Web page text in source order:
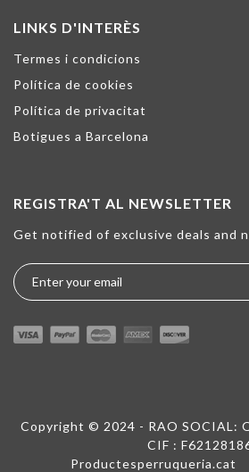
LINKS D'INTERÈS
Termes i condicions
Política de cookies
Política de privacitat
Botigues a Barcelona
REGISTRA'T AL NEWSLETTER
Get notified of exclusive deals and
Copyright © 2024 - RAO SOCIAL:
CIF :
Productesperruqueria.cat